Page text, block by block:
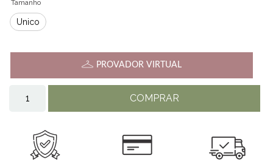
Tamanho
Único
PROVADOR VIRTUAL
COMPRAR